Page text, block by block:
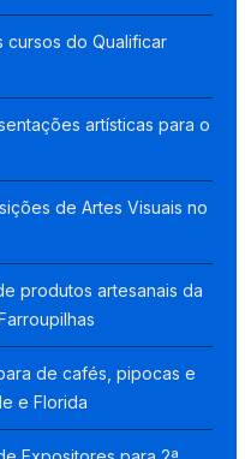
cursos do Qualificar
artísticas para o
de Artes Visuais no
produtos artesanais da
de cafés, pipocas e
e Florida